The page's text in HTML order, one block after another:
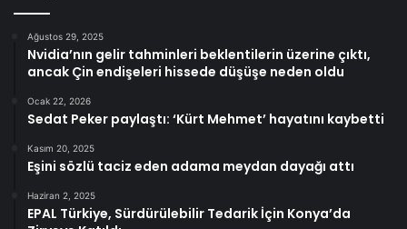
Ağustos 29, 2025
Nvidia’nın gelir tahminleri beklentilerin üzerine çıktı,
ancak Çin endişeleri hissede düşüşe neden oldu
Ocak 22, 2026
Sedat Peker paylaştı: ‘Kürt Mehmet’ hayatını kaybetti
Kasım 20, 2025
Eşini sözlü taciz eden adama meydan dayağı attı
Haziran 2, 2025
EPAL Türkiye, Sürdürülebilir Tedarik İçin Konya’da